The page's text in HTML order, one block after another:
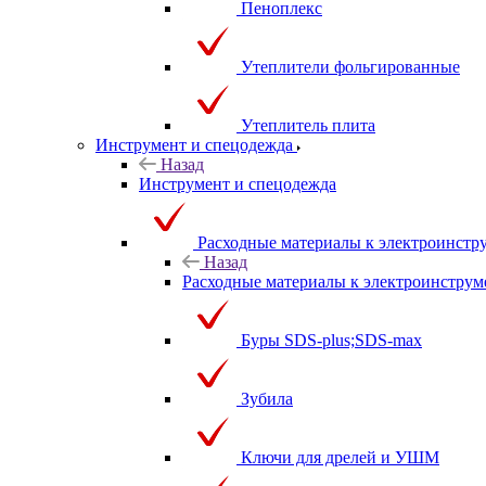
Пеноплекс
Утеплители фольгированные
Утеплитель плита
Инструмент и спецодежда
Назад
Инструмент и спецодежда
Расходные материалы к
Назад
Расходные материалы к
Буры SDS-plus;SDS-max
Зубила
Ключи для дрелей и УШМ